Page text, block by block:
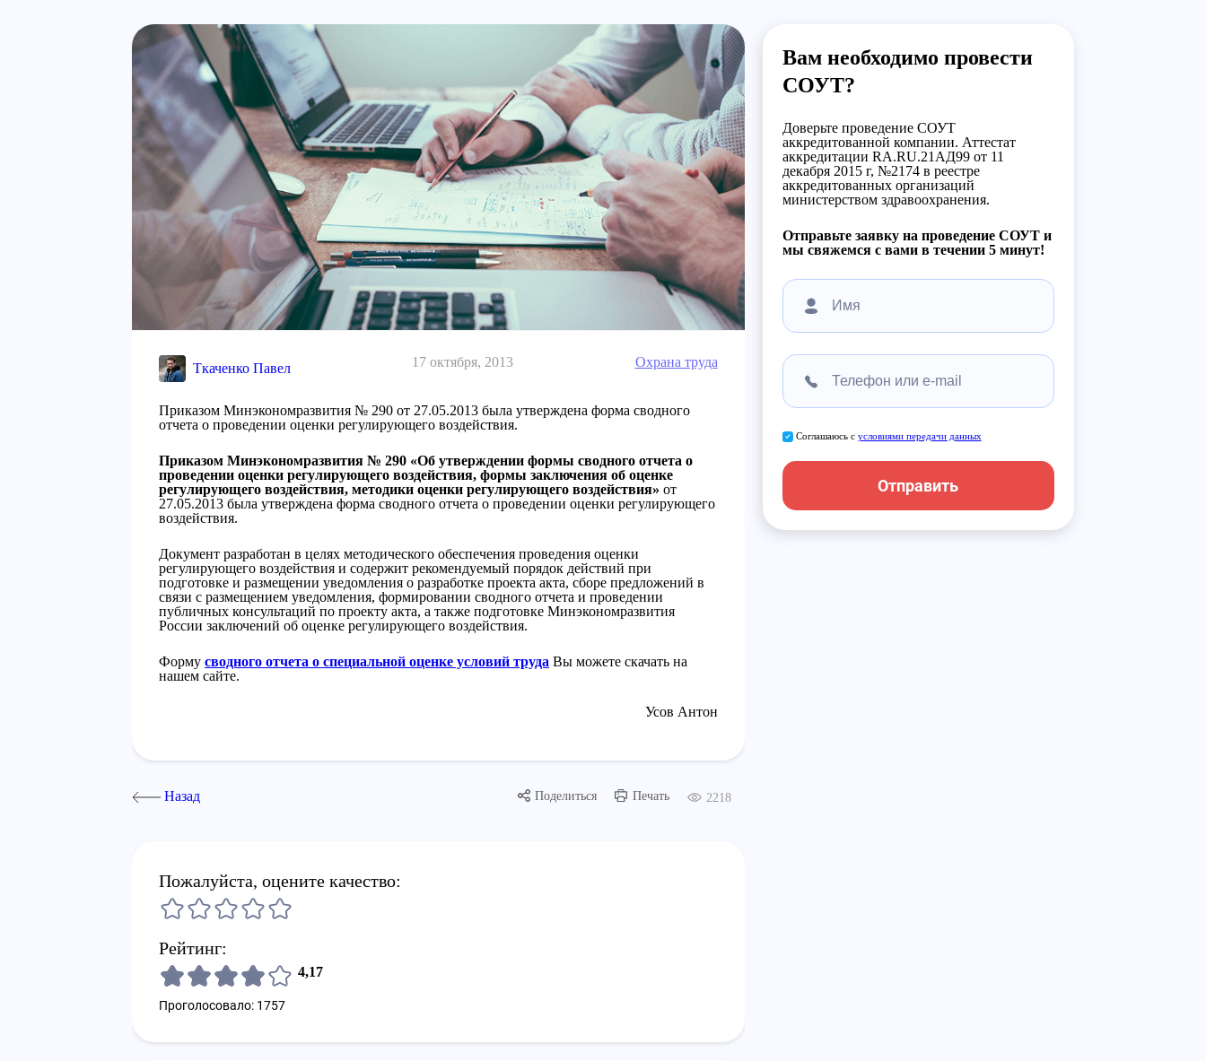
Ткаченко Павел 17 октября, 2013 Охрана труда
Приказом Минэкономразвития № 290 от 27.05.2013 была утверждена форма сводного
отчета о проведении оценки регулирующего воздействия.
Приказом Минэкономразвития № 290 «Об утверждении формы сводного отчета о
проведении оценки регулирующего воздействия, формы заключения об оценке
регулирующего воздействия, методики оценки регулирующего воздействия» от
27.05.2013 была утверждена форма сводного отчета о проведении оценки регулирующего
воздействия.
Документ разработан в целях методического обеспечения проведения оценки
регулирующего воздействия и содержит рекомендуемый порядок действий при
подготовке и размещении уведомления о разработке проекта акта, сборе предложений в
связи с размещением уведомления, формировании сводного отчета и проведении
публичных консультаций по проекту акта, а также подготовке Минэкономразвития
России заключений об оценке регулирующего воздействия.
Форму сводного отчета о специальной оценке условий труда Вы можете скачать на
нашем сайте.
Усов Антон
Назад Поделиться Печать 2218
Пожалуйста, оцените качество:
Рейтинг:
4,17
Проголосовало: 1757
Вам необходимо провести
СОУТ?
Доверьте проведение СОУТ
аккредитованной компании. Аттестат
аккредитации RA.RU.21АД99 от 11
декабря 2015 г, №2174 в реестре
аккредитованных организаций
министерством здравоохранения.
Отправьте заявку на проведение СОУТ и
мы свяжемся с вами в течении 5 минут!
Соглашаюсь с условиями передачи данных
Отправить